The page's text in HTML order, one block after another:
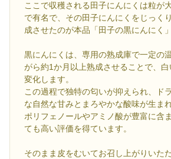
ここで収穫される田子にんにくは粒が
で有名で、その田子にんにくをじっく
成させたのが本品「田子の黒にんにく」
黒にんにくは、専用の熟成庫で一定の
がら約1か月以上熟成させることで、白
変化します。
この過程で独特の匂いが抑えられ、ド
な自然な甘みとまろやかな酸味が生まれ
ポリフェノールやアミノ酸が豊富に含
ても高い評価を得ています。
そのまま皮をむいてお召し上がりいた